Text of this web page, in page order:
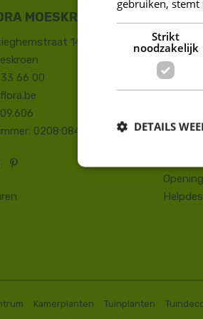
MOESKROEN
14
66 00
0208:0845509606
8660
+32
Kamerplanten Tuinplanten
gebruiken,
Strikt
noodzakelijk
DETAILS